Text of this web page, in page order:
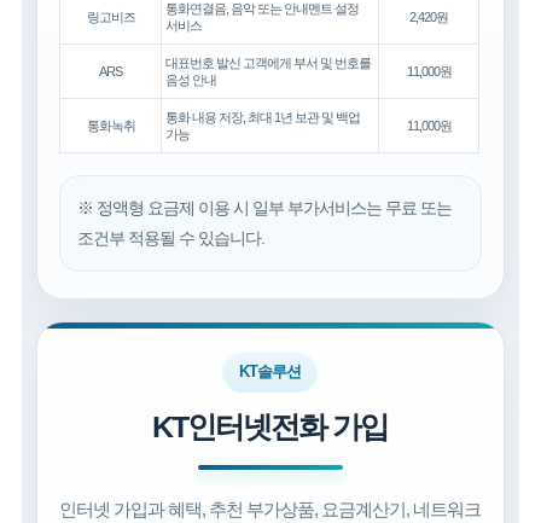
링고비즈
통화연결음, 음악 또는 안내멘트 설정
서비스
2,420원
ARS
대표번호 발신 고객에게 부서 및 번호를
음성 안내
11,000원
통화녹취
통화 내용 저장, 최대 1년 보관 및 백업
가능
11,000원
※ 정액형 요금제 이용 시 일부 부가서비스는 무료 또는
조건부 적용될 수 있습니다.
KT솔루션
KT인터넷전화 가입
인터넷 가입과 혜택, 추천 부가상품, 요금계산기, 네트워크